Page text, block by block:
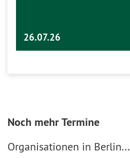
26.07.26
Noch mehr Termine
Organisationen in Berlin...